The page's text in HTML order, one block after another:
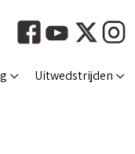
Uitwedstrijden